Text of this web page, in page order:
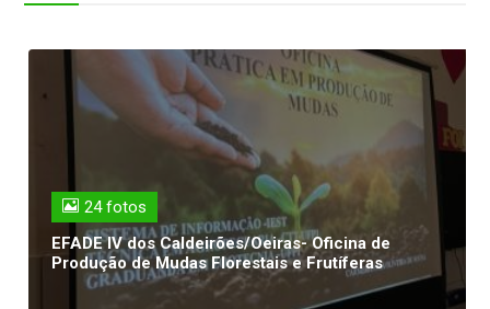
24 fotos
EFADE IV dos Caldeirões/Oeiras- Oficina de
Produção de Mudas Florestais e Frutíferas